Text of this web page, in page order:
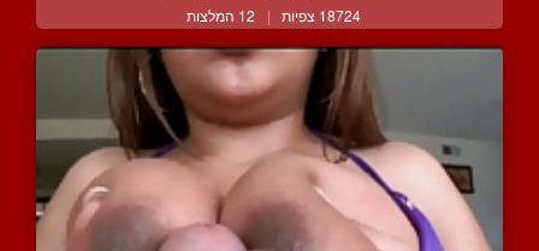
18724 צפיות | 12 המלצות